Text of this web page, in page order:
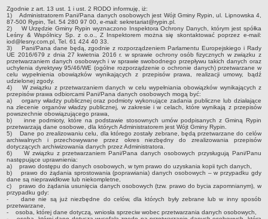
Lista kandydatów spełniających wymagania formalne w naborach na
wolne stanowiska urzędnicze
Wyniki naboru na wolne stanowiska urzędnicze
Petycje
Sygnaliści
Galeria
Raporty o stanie dostępności
Wnioski
WŁADZE I STRUKTURA
Struktura organizacyjna
Rada gminy
Wójt
Urząd gminy
Jednostki organizacyjne, GOPS, Instytucja kultury, OSP
Jednostki pomocnicze - sołectwa
Zgodnie z art. 13 ust. 1 i ust. 2 RODO informuję, iż:
1) Administratorem Pani/Pana danych osobowych jest Wójt Gminy Rypin, ul. Lipnowska 4,
87-500 Rypin, Tel. 54 280 97 00, e-mail: sekretariat@rypin.pl.
2) W Urzędzie Gminy Rypin wyznaczono Inspektora Ochrony Danych, którym jest spółka
Leśny & Wspólnicy Sp. z o.o., Z Inspektorem można się skontaktować poprzez e-mail:
iod@lesny.com.pl, Tel. 61 424 40 33.
3) Pani/Pana dane będą, zgodnie z rozporządzeniem Parlamentu Europejskiego i Rady
UE 2016/679 z dnia 27 kwietnia 2016 r. w sprawie ochrony osób fizycznych w związku z
przetwarzaniem danych osobowych i w sprawie swobodnego przepływu takich danych oraz
uchylenia dyrektywy 95/46/WE (ogólne rozporządzenie o ochronie danych) przetwarzane w
celu wypełnienia obowiązków wynikających z przepisów prawa, realizacji umowy, bądź
udzielonej zgody.
4) W związku z przetwarzaniem danych w celu wypełniania obowiązków wynikających z
przepisów prawa odbiorcami Pani/Pana danych osobowych mogą być:
a) organy władzy publicznej oraz podmioty wykonujące zadania publiczne lub działające
na zlecenie organów władzy publicznej, w zakresie i w celach, które wynikają z przepisów
powszechnie obowiązującego prawa,
b) inne podmioty, które na podstawie stosownych umów podpisanych z Gminą Rypin
przetwarzają dane osobowe, dla których Administratorem jest Wójt Gminy Rypin.
5) Dane po zrealizowaniu celu, dla którego zostały zebrane, będą przetwarzane do celów
archiwalnych i przechowywane przez okres niezbędny do zrealizowania przepisów
dotyczących archiwizowania danych przez Administratora.
6) W związku z przetwarzaniem Pani/Pana danych osobowych przysługują Pani/Panu
następujące uprawnienia:
a) prawo dostępu do danych osobowych, w tym prawo do uzyskania kopii tych danych,
b) prawo do żądania sprostowania (poprawiania) danych osobowych – w przypadku gdy
dane są nieprawidłowe lub niekompletne,
c) prawo do żądania usunięcia danych osobowych (tzw. prawo do bycia zapomnianym), w
przypadku gdy:
- dane nie są już niezbędne do celów, dla których były zebrane lub w inny sposób
przetwarzane,
- osoba, której dane dotyczą, wniosła sprzeciw wobec przetwarzania danych osobowych,